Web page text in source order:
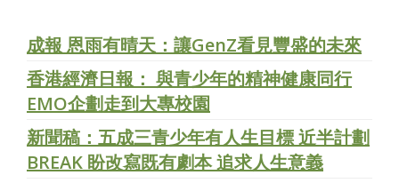
成報 恩雨有晴天：讓GenZ看見豐盛的未來
香港經濟日報： 與青少年的精神健康同行
EMO企劃走到大專校園
新聞稿：五成三青少年有人生目標 近半計劃
BREAK 盼改寫既有劇本 追求人生意義